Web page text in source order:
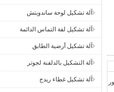
آلة تشكيل لوحة ساندويتش
آلة تشكيل لفة التماس الدائمة
آلة تشكيل أرضية الطابق
آلة التشكيل بالدلفنة لجوتر
آلة تشكيل غطاء ريدج